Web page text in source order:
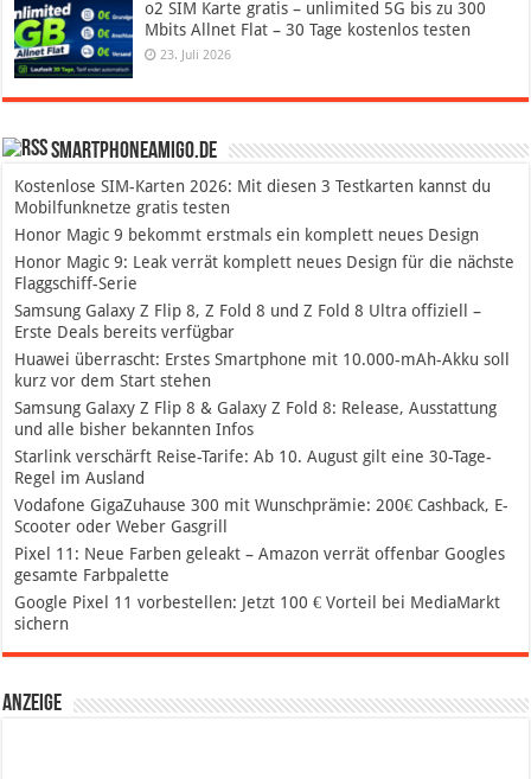
o2 SIM Karte gratis – unlimited 5G bis zu 300
Mbits Allnet Flat – 30 Tage kostenlos testen
23. Juli 2026
SmartphoneAmigo.de
Kostenlose SIM-Karten 2026: Mit diesen 3 Testkarten kannst du
Mobilfunknetze gratis testen
Honor Magic 9 bekommt erstmals ein komplett neues Design
Honor Magic 9: Leak verrät komplett neues Design für die nächste
Flaggschiff-Serie
Samsung Galaxy Z Flip 8, Z Fold 8 und Z Fold 8 Ultra offiziell –
Erste Deals bereits verfügbar
Huawei überrascht: Erstes Smartphone mit 10.000-mAh-Akku soll
kurz vor dem Start stehen
Samsung Galaxy Z Flip 8 & Galaxy Z Fold 8: Release, Ausstattung
und alle bisher bekannten Infos
Starlink verschärft Reise-Tarife: Ab 10. August gilt eine 30-Tage-
Regel im Ausland
Vodafone GigaZuhause 300 mit Wunschprämie: 200€ Cashback, E-
Scooter oder Weber Gasgrill
Pixel 11: Neue Farben geleakt – Amazon verrät offenbar Googles
gesamte Farbpalette
Google Pixel 11 vorbestellen: Jetzt 100 € Vorteil bei MediaMarkt
sichern
Anzeige